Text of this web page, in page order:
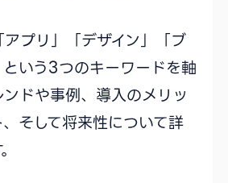
プリ」「デザイン」「ブ
いう3つのキーワードを軸
ドや事例、導入のメリッ
そして将来性について詳